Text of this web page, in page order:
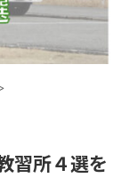
習所４選を